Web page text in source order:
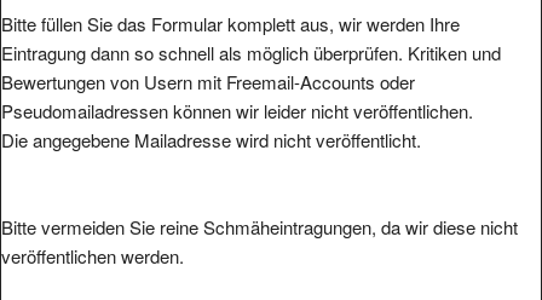
Bitte füllen Sie das Formular komplett aus, wir werden Ihre
Eintragung dann so schnell als möglich überprüfen. Kritiken und
Bewertungen von Usern mit Freemail-Accounts oder
Pseudomailadressen können wir leider nicht veröffentlichen.
Die angegebene Mailadresse wird nicht veröffentlicht.
Bitte vermeiden Sie reine Schmäheintragungen, da wir diese nicht
veröffentlichen werden.